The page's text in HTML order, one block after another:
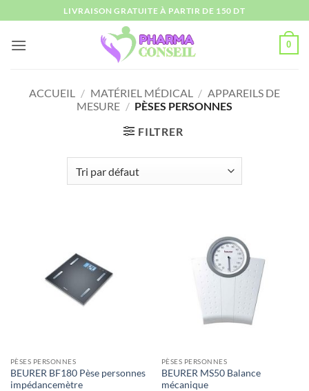
au
contenu
LIVRAISON GRATUITE À PARTIR DE 150 DT
0
ACCUEIL / MATÉRIEL MÉDICAL / APPAREILS DE
MESURE / PÈSES PERSONNES
FILTRER
PÈSES PERSONNES
BEURER BF180 Pèse personnes
impédancemètre
PÈSES PERSONNES
BEURER MS50 Balance
mécanique